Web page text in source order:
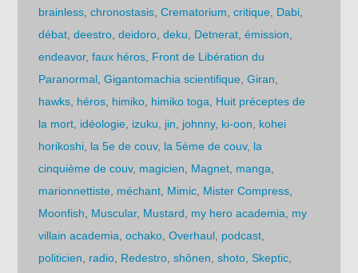
brainless ,chronostasis ,Crematorium ,critique Dabi
débat ,deestro ,deidoro ,deku Detnerat ,émission
endeavor,faux héros Front de Libération du
Paranormal ,Gigantomachia scientifique ,Giran
hawks héros himiko himiko toga
Huit préceptes de
la mort idéologie izuku jin johnny, ki-oon
kohei
horikoshi la 5e de couv, la 5ème de couv, la
cinquième de couv, magicien Magnet manga
marionnettiste méchant Mimic Mister Compress
Moonfish
Muscular, Mustard my hero academia
my
villain academia ,ochako ,Overhaul podcast
politicien
radio Redestro ,shônen ,shoto ,Skeptic